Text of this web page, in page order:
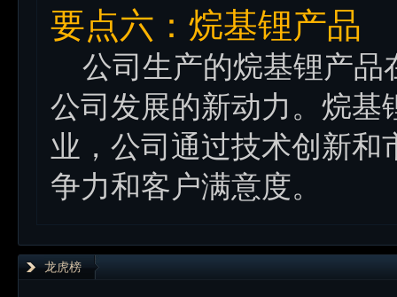
要点六：烷基锂产品
公司生产的烷基锂产品
公司发展的新动力。烷基
业，公司通过技术创新和
争力和客户满意度。
龙虎榜